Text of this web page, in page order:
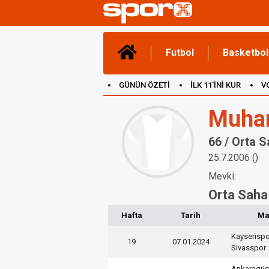
Futbol Basketbol
GÜNÜN ÖZETİ İLK 11'İNİ KUR
66 / Orta
25.7.2006 ()
Mevki:
Orta Saha
Hafta Tarih
19 07.01.2024
Sivasspor